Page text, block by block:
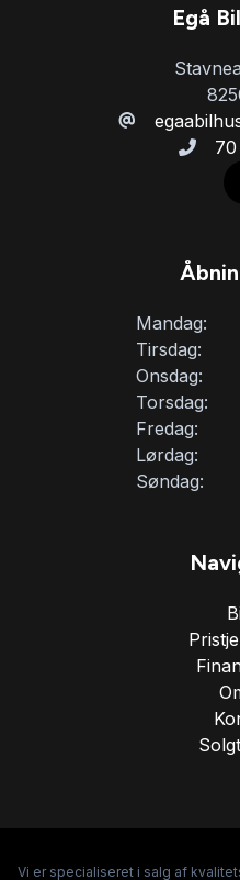
Egå
70
Mandag:
Tirsdag:
Onsdag:
Torsdag:
Fredag:
Lørdag:
Søndag:
Vi er specialiseret i salg af